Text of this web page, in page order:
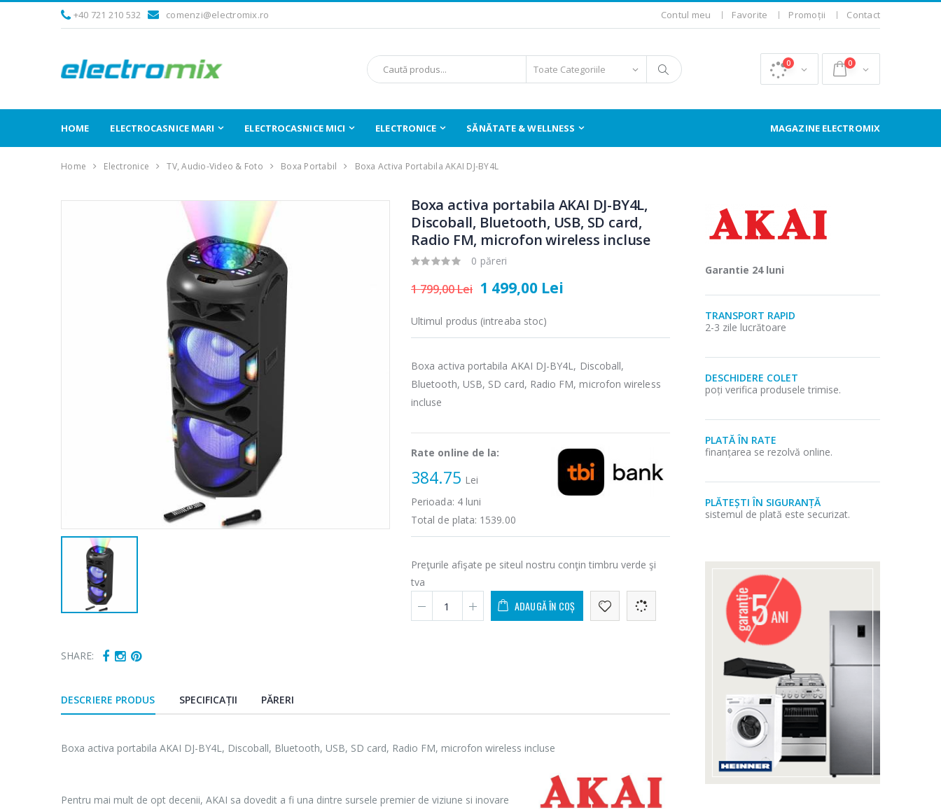
+40 721 210 532 comenzi@electromix.ro Contul meu Favorite Promoții Contact
0 0
HOME ELECTROCASNICE MARI ELECTROCASNICE MICI ELECTRONICE SĂNĂTATE & WELLNESS MAGAZINE ELECTROMIX
Home Electronice TV, Audio-Video & Foto Boxa Portabil Boxa Activa Portabila AKAI DJ-BY4L
SHARE:
Boxa activa portabila AKAI DJ-BY4L,
Discoball, Bluetooth, USB, SD card,
Radio FM, microfon wireless incluse
0 păreri
1 799,00 Lei 1 499,00 Lei
Ultimul produs (intreaba stoc)
Boxa activa portabila AKAI DJ-BY4L, Discoball,
Bluetooth, USB, SD card, Radio FM, microfon wireless
incluse
Rate online de la:
384.75 Lei
Perioada: 4luni
Total de plata: 1539.00
Preţurile afişate pe siteul nostru conţin timbru verde şi
tva
ADAUGĂ ÎN COȘ
DESCRIERE PRODUS SPECIFICAȚII PĂRERI
Boxa activa portabila AKAI DJ-BY4L, Discoball, Bluetooth, USB, SD card, Radio FM, microfon wireless incluse
Pentru mai mult de opt decenii, AKAI sa dovedit a fi una dintre sursele premier de viziune si inovare
Garantie 24 luni
TRANSPORT RAPID
2-3 zile lucrătoare
DESCHIDERE COLET
poți verifica produsele trimise.
PLATĂ ÎN RATE
finanțarea se rezolvă online.
PLĂTEȘTI ÎN SIGURANȚĂ
sistemul de plată este securizat.